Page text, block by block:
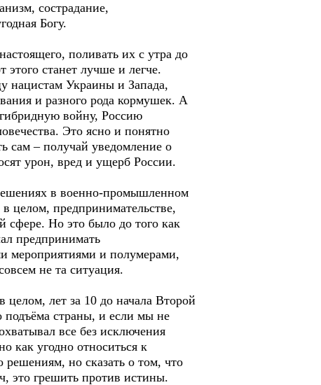
сострадание,
Богу.
поливать их с утра до
станет лучше и легче.
нацистам Украины и Запада,
и разного рода кормушек. А
войну, Россию
Это ясно и понятно
сам – получай уведомление о
урон, вред и ущерб России.
в военно-промышленном
целом, предпринимательстве,
сфере. Но это было до того как
предпринимать
мероприятиями и полумерами,
не та ситуация.
лет за 10 до начала Второй
подъёма страны, и если мы не
все без исключения
как угодно относиться к
но сказать о том, что
это грешить против истины.